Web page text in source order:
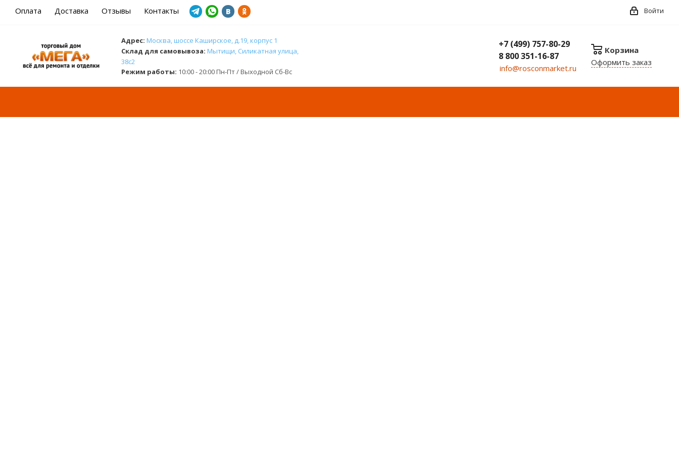
Оплата Доставка Отзывы Контакты Войти
Адрес: Москва, шоссе Каширское, д.19, корпус 1
Cклад для самовывоза: Мытищи, Силикатная улица,
38с2
Режим работы: 10:00 - 20:00 Пн-Пт / Выходной Сб-Вс
+7 (499) 757-80-29
8 800 351-16-87
info@rosconmarket.ru
Корзина
Оформить заказ